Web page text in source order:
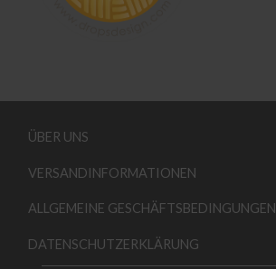
ÜBER UNS
VERSANDINFORMATIONEN
ALLGEMEINE GESCHÄFTSBEDINGUNGEN
DATENSCHUTZERKLÄRUNG